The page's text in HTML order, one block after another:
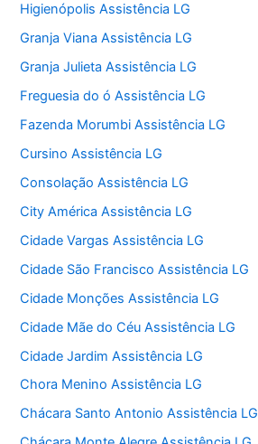
Higienópolis Assistência LG
Granja Viana Assistência LG
Granja Julieta Assistência LG
Freguesia do ó Assistência LG
Fazenda Morumbi Assistência LG
Cursino Assistência LG
Consolação Assistência LG
City América Assistência LG
Cidade Vargas Assistência LG
Cidade São Francisco Assistência LG
Cidade Monções Assistência LG
Cidade Mãe do Céu Assistência LG
Cidade Jardim Assistência LG
Chora Menino Assistência LG
Chácara Santo Antonio Assistência LG